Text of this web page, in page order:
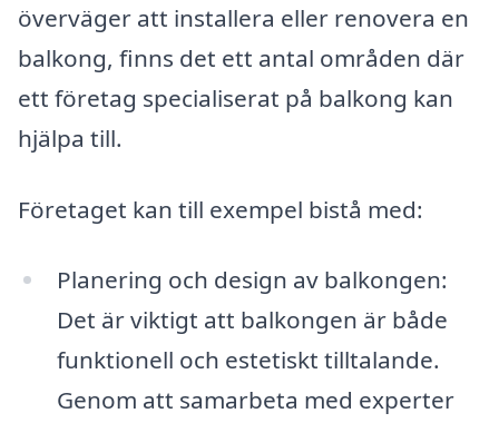
överväger att installera eller renovera en
balkong, finns det ett antal områden där
ett företag specialiserat på balkong kan
hjälpa till.
Företaget kan till exempel bistå med:
Planering och design av balkongen:
Det är viktigt att balkongen är både
funktionell och estetiskt tilltalande.
Genom att samarbeta med experter